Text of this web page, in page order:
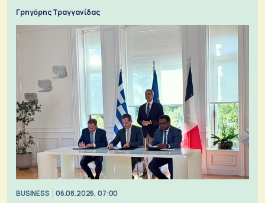
Γρηγόρης Τραγγανίδας
BUSINESS 06.08.2026, 07:00